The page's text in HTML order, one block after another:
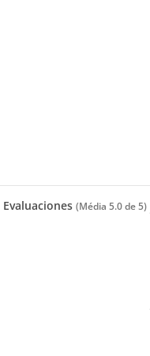
Evaluaciones (Média 5.0 de 5)